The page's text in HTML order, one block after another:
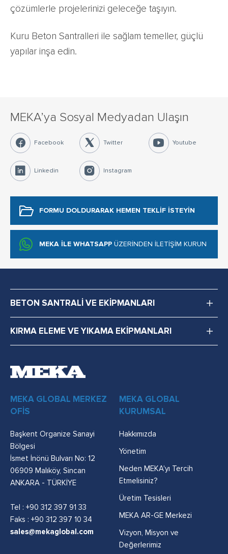
çözümlerle projelerinizi geleceğe taşıyın.
Kuru Beton Santralleri ile sağlam temeller, güçlü
yapılar inşa edin.
MEKA’ya Sosyal Medyadan Ulaşın
Facebook Twitter Youtube
Linkedin Instagram
FORMU DOLDURARAK HEMEN TEKLİF İSTEYİN
MEKA İLE WHATSAPP ÜZERİNDEN İLETİŞİM KURUN
BETON SANTRALİ VE EKİPMANLARI
KIRMA ELEME VE YIKAMA EKİPMANLARI
MEKA GLOBAL MERKEZ
OFİS
Başkent Organize Sanayi
Bölgesi
İsmet İnönü Bulvarı No: 12
06909 Malıköy, Sincan
ANKARA - TÜRKİYE
Tel : +90 312 397 91 33
Faks : +90 312 397 10 34
sales@mekaglobal.com
MEKA GLOBAL
KURUMSAL
Hakkımızda
Yönetim
Neden MEKA'yı Tercih
Etmelisiniz?
Üretim Tesisleri
MEKA AR-GE Merkezi
Vizyon, Misyon ve
Değerlerimiz